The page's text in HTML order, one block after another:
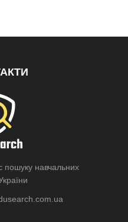
пошуку навчальних